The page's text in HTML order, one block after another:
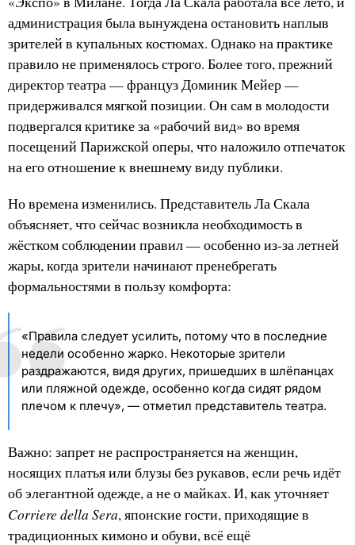
администрация была вынуждена остановить наплыв
зрителей в купальных костюмах. Однако на практике
правило не применялось строго. Более того, прежний
директор театра — француз Доминик Мейер —
придерживался мягкой позиции. Он сам в молодости
подвергался критике за «рабочий вид» во время
посещений Парижской оперы, что наложило отпечаток
на его отношение к внешнему виду публики.
Но времена изменились. Представитель Ла Скала
объясняет, что сейчас возникла необходимость в
жёстком соблюдении правил — особенно из-за летней
жары, когда зрители начинают пренебрегать
формальностями в пользу комфорта:
«Правила следует усилить, потому что в последние
недели особенно жарко. Некоторые зрители
раздражаются, видя других, пришедших в шлёпанцах
или пляжной одежде, особенно когда сидят рядом
плечом к плечу», — отметил представитель театра.
Важно: запрет не распространяется на женщин,
носящих платья или блузы без рукавов, если речь идёт
об элегантной одежде, а не о майках. И, как уточняет
Corriere della Sera, японские гости, приходящие в
традиционных кимоно и обуви, всё ещё